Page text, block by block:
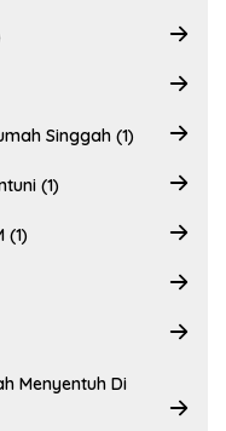
Singgah (1)
(1)
(1)
Menyentuh Di